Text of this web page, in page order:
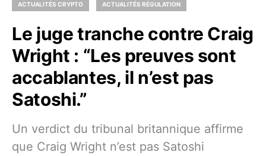
ACTUALITÉS CRYPTO ACTUALITÉS RÉGULATION
Le juge tranche contre Craig
Wright : “Les preuves sont
accablantes, il n’est pas
Satoshi.”
Un verdict du tribunal britannique affirme
que Craig Wright n’est pas Satoshi